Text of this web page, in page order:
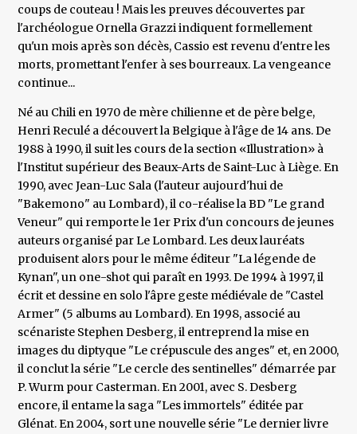
coups de couteau ! Mais les preuves découvertes par
l'archéologue Ornella Grazzi indiquent formellement
qu'un mois après son décès, Cassio est revenu d'entre les
morts, promettant l'enfer à ses bourreaux. La vengeance
continue...
Né au Chili en 1970 de mère chilienne et de père belge,
Henri Reculé a découvert la Belgique à l'âge de 14 ans. De
1988 à 1990, il suit les cours de la section «Illustration» à
l'Institut supérieur des Beaux-Arts de Saint-Luc à Liège. En
1990, avec Jean-Luc Sala (l'auteur aujourd'hui de
"Bakemono" au Lombard), il co-réalise la BD "Le grand
Veneur" qui remporte le 1er Prix d'un concours de jeunes
auteurs organisé par Le Lombard. Les deux lauréats
produisent alors pour le même éditeur "La légende de
Kynan", un one-shot qui paraît en 1993. De 1994 à 1997, il
écrit et dessine en solo l'âpre geste médiévale de "Castel
Armer" (5 albums au Lombard). En 1998, associé au
scénariste Stephen Desberg, il entreprend la mise en
images du diptyque "Le crépuscule des anges" et, en 2000,
il conclut la série "Le cercle des sentinelles" démarrée par
P. Wurm pour Casterman. En 2001, avec S. Desberg
encore, il entame la saga "Les immortels" éditée par
Glénat. En 2004, sort une nouvelle série "Le dernier livre